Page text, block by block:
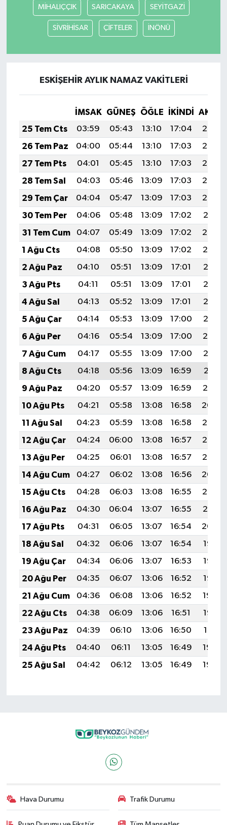
MİHALIÇÇIK SARICAKAYA SEYİTGAZİ
SİVRİHİSAR ÇİFTELER İNÖNÜ
ESKİŞEHİR AYLIK NAMAZ VAKITLERI
İMSAK GÜNEŞ ÖĞLE İKINDI
25 Tem Cts
03:59 05:43 13:10 17:04
20:26
26 Tem Paz
04:00 05:44 13:10 17:03
20:25
27 Tem Pts
04:01 05:45 13:10 17:03
20:24
28 Tem Sal
04:03 05:46 13:09 17:03
20:23
29 Tem Çar
04:04 05:47 13:09 17:03
20:22
30 Tem Per
04:06 05:48 13:09 17:02
20:21
31 Tem Cum
04:07 05:49 13:09 17:02
20:20
1 Ağu Cts
04:08 05:50 13:09 17:02
20:19
2 Ağu Paz
04:10 05:51 13:09 17:01
20:18
3 Ağu Pts
04:11 05:51 13:09 17:01
20:17
4 Ağu Sal
04:13 05:52 13:09 17:01
20:16
5 Ağu Çar
04:14 05:53 13:09 17:00
20:15
6 Ağu Per
04:16 05:54 13:09 17:00
20:14
7 Ağu Cum
04:17 05:55 13:09 17:00
20:12
8 Ağu Cts
04:18 05:56 13:09 16:59
20:11
9 Ağu Paz
04:20 05:57 13:09 16:59
20:10
10 Ağu Pts
04:21 05:58 13:08 16:58
20:09
11 Ağu Sal
04:23 05:59 13:08 16:58
20:08
12 Ağu Çar
04:24 06:00 13:08 16:57
20:06
13 Ağu Per
04:25 06:01 13:08 16:57
20:05
14 Ağu Cum
04:27 06:02 13:08 16:56
20:04
15 Ağu Cts
04:28 06:03 13:08 16:55
20:02
16 Ağu Paz
04:30 06:04 13:07 16:55
20:01
17 Ağu Pts
04:31 06:05 13:07 16:54
20:00
18 Ağu Sal
04:32 06:06 13:07 16:54
19:58
19 Ağu Çar
04:34 06:06 13:07 16:53
19:57
20 Ağu Per
04:35 06:07 13:06 16:52
19:56
21 Ağu Cum
04:36 06:08 13:06 16:52
19:54
22 Ağu Cts
04:38 06:09 13:06 16:51
19:53
23 Ağu Paz
04:39 06:10 13:06 16:50
19:51
24 Ağu Pts
04:40 06:11 13:05 16:49
19:50
25 Ağu Sal
04:42 06:12 13:05 16:49 19:48
Hava Durumu Trafik Durumu